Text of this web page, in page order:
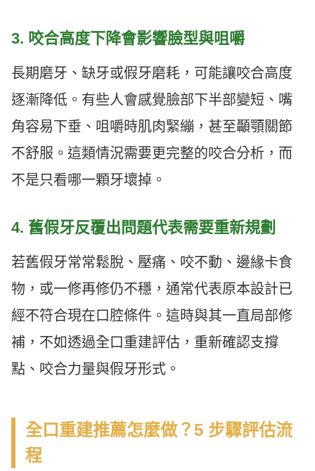
3. 咬合高度下降會影響臉型與咀嚼
長期磨牙、缺牙或假牙磨耗，可能讓咬合高度
逐漸降低。有些人會感覺臉部下半部變短、嘴
角容易下垂、咀嚼時肌肉緊繃，甚至顳顎關節
不舒服。這類情況需要更完整的咬合分析，而
不是只看哪一顆牙壞掉。
4. 舊假牙反覆出問題代表需要重新規劃
若舊假牙常常鬆脫、壓痛、咬不動、邊緣卡食
物，或一修再修仍不穩，通常代表原本設計已
經不符合現在口腔條件。這時與其一直局部修
補，不如透過全口重建評估，重新確認支撐
點、咬合力量與假牙形式。
全口重建推薦怎麼做？5 步驟評估流
程